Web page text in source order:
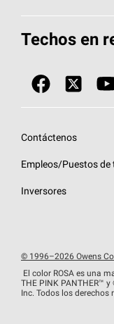
Componentes
Tecnología
Garantías de
Herramientas
Únase a la red
Diseño en el
Eventos para
Llame al 1-800-
Encuentre una
Financiamiento
Techos en
Contáctenos
Empleos/Puestos de
Inversores
© 1996–2026 Owens
El color ROSA es una
THE PINK PANTHER™ y
Inc. Todos los derechos